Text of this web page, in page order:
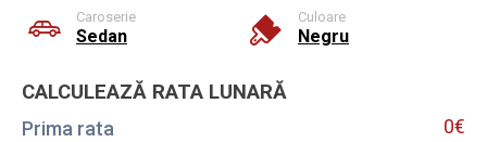
Caroserie
Sedan
Culoare
Negru
CALCULEAZĂ RATA LUNARĂ
Prima rata 0€